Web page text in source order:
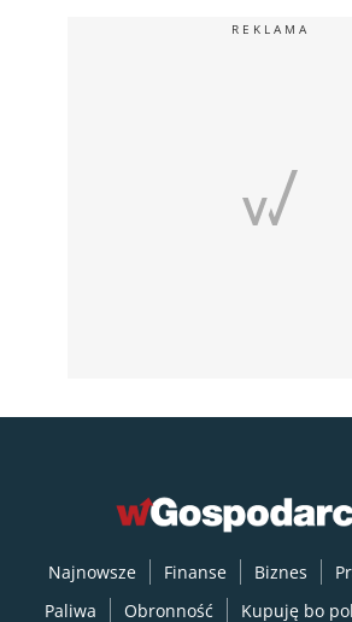
REKLAMA
Najnowsze Finanse Biznes
Paliwa
Obronność Kupuję bo